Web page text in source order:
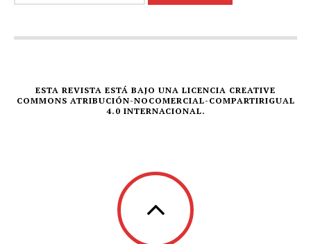
ESTA REVISTA ESTÁ BAJO UNA LICENCIA CREATIVE
COMMONS ATRIBUCIÓN-NOCOMERCIAL-COMPARTIRIGUAL
4.0 INTERNACIONAL.